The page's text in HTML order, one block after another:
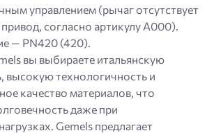
управлением (рычаг отсутствует
согласно артикулу A000).
— PN420 (420).
вы выбираете итальянскую
высокую технологичность и
качество материалов, что
даже при
Gemels предлагает